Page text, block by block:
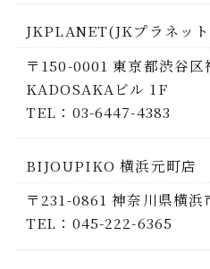
JKPLANET(JKプラネッ
〒150-0001 東京都渋谷区
KADOSAKAビル 1F
TEL：03-6447-4383
BIJOUPIKO 横浜元町店
〒231-0861 神奈川県横
TEL：045-222-6365